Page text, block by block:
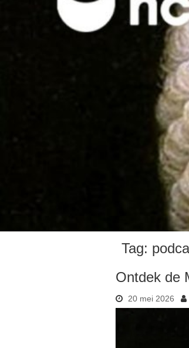
Tag:
Ontdek de
20 mei 2026